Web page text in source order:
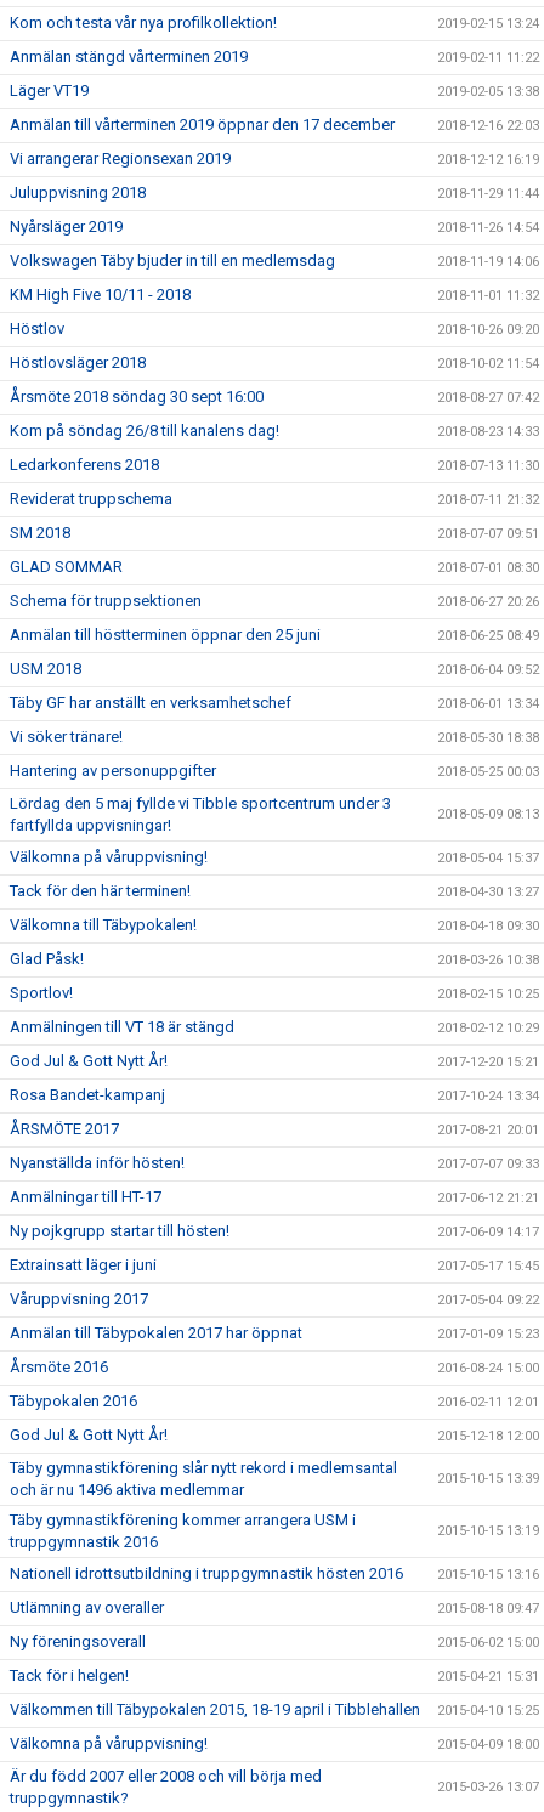
Kom och testa vår nya profilkollektion! 2019-02-15 13:24
Anmälan stängd vårterminen 2019 2019-02-11 11:22
Läger VT19 2019-02-05 13:38
Anmälan till vårterminen 2019 öppnar den 17 december 2018-12-16 22:03
Vi arrangerar Regionsexan 2019 2018-12-12 16:19
Juluppvisning 2018 2018-11-29 11:44
Nyårsläger 2019 2018-11-26 14:54
Volkswagen Täby bjuder in till en medlemsdag 2018-11-19 14:06
KM High Five 10/11 - 2018 2018-11-01 11:32
Höstlov 2018-10-26 09:20
Höstlovsläger 2018 2018-10-02 11:54
Årsmöte 2018 söndag 30 sept 16:00 2018-08-27 07:42
Kom på söndag 26/8 till kanalens dag! 2018-08-23 14:33
Ledarkonferens 2018 2018-07-13 11:30
Reviderat truppschema 2018-07-11 21:32
SM 2018 2018-07-07 09:51
GLAD SOMMAR 2018-07-01 08:30
Schema för truppsektionen 2018-06-27 20:26
Anmälan till höstterminen öppnar den 25 juni 2018-06-25 08:49
USM 2018 2018-06-04 09:52
Täby GF har anställt en verksamhetschef 2018-06-01 13:34
Vi söker tränare! 2018-05-30 18:38
Hantering av personuppgifter 2018-05-25 00:03
Lördag den 5 maj fyllde vi Tibble sportcentrum under 3
fartfyllda uppvisningar!
2018-05-09 08:13
Välkomna på våruppvisning! 2018-05-04 15:37
Tack för den här terminen! 2018-04-30 13:27
Välkomna till Täbypokalen! 2018-04-18 09:30
Glad Påsk! 2018-03-26 10:38
Sportlov! 2018-02-15 10:25
Anmälningen till VT 18 är stängd 2018-02-12 10:29
God Jul & Gott Nytt År! 2017-12-20 15:21
Rosa Bandet-kampanj 2017-10-24 13:34
ÅRSMÖTE 2017 2017-08-21 20:01
Nyanställda inför hösten! 2017-07-07 09:33
Anmälningar till HT-17 2017-06-12 21:21
Ny pojkgrupp startar till hösten! 2017-06-09 14:17
Extrainsatt läger i juni 2017-05-17 15:45
Våruppvisning 2017 2017-05-04 09:22
Anmälan till Täbypokalen 2017 har öppnat 2017-01-09 15:23
Årsmöte 2016 2016-08-24 15:00
Täbypokalen 2016 2016-02-11 12:01
God Jul & Gott Nytt År! 2015-12-18 12:00
Täby gymnastikförening slår nytt rekord i medlemsantal
och är nu 1496 aktiva medlemmar
2015-10-15 13:39
Täby gymnastikförening kommer arrangera USM i
truppgymnastik 2016
2015-10-15 13:19
Nationell idrottsutbildning i truppgymnastik hösten 2016 2015-10-15 13:16
Utlämning av overaller 2015-08-18 09:47
Ny föreningsoverall 2015-06-02 15:00
Tack för i helgen! 2015-04-21 15:31
Välkommen till Täbypokalen 2015, 18-19 april i Tibblehallen 2015-04-10 15:25
Välkomna på våruppvisning! 2015-04-09 18:00
Är du född 2007 eller 2008 och vill börja med
truppgymnastik?
2015-03-26 13:07